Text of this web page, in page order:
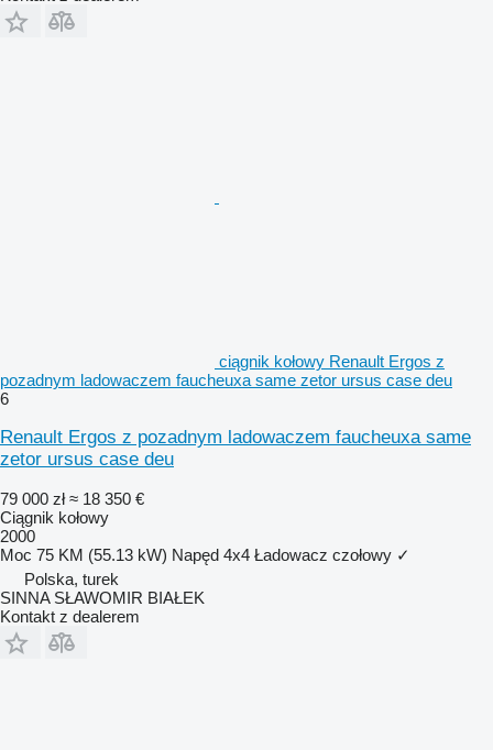
ciągnik kołowy Renault Ergos z
pozadnym ladowaczem faucheuxa same zetor ursus case deu
6
Renault Ergos z pozadnym ladowaczem faucheuxa same
zetor ursus case deu
79 000 zł ≈ 18 350 €
Ciągnik kołowy
2000
Moc 75 KM (55.13 kW) Napęd 4x4 Ładowacz czołowy ✓
Polska, turek
SINNA SŁAWOMIR BIAŁEK
Kontakt z dealerem